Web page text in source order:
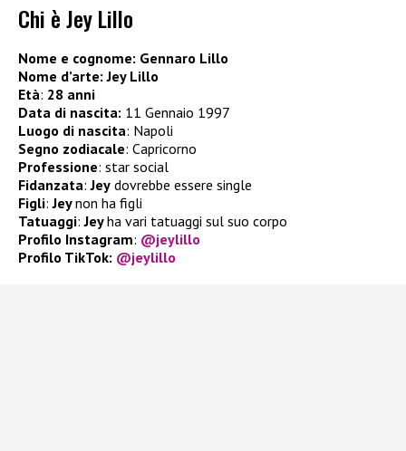
Chi è Jey Lillo
Nome e cognome: Gennaro Lillo
Nome d’arte: Jey Lillo
Età: 28 anni
Data di nascita: 11 Gennaio 1997
Luogo di nascita: Napoli
Segno zodiacale: Capricorno
Professione: star social
Fidanzata:Jey dovrebbe essere single
Figli:Jeynon ha figli
Tatuaggi:Jeyha vari tatuaggi sul suo corpo
Profilo Instagram: @jeylillo
Profilo TikTok: @jeylillo